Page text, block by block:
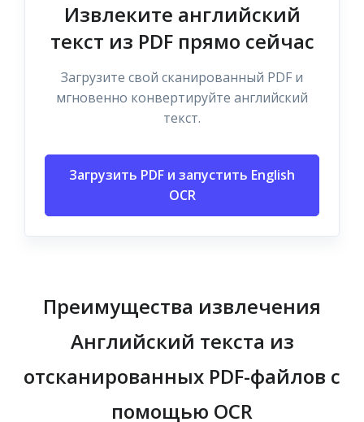
Извлеките английский
текст из PDF прямо сейчас
Загрузите свой сканированный PDF и
мгновенно конвертируйте английский
текст.
Загрузить PDF и запустить English
OCR
Преимущества извлечения
Английский текста из
отсканированных PDF-файлов с
помощью OCR